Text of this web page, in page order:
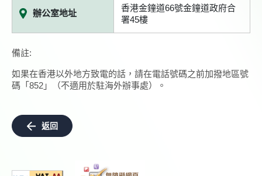
辦公室地址
香港金鐘道66號金鐘道政府合
署45樓
備註:
如果在香港以外地方致電的話，請在電話號碼之前加撥地區號
碼「852」（不適用於駐海外辦事處）。
返回